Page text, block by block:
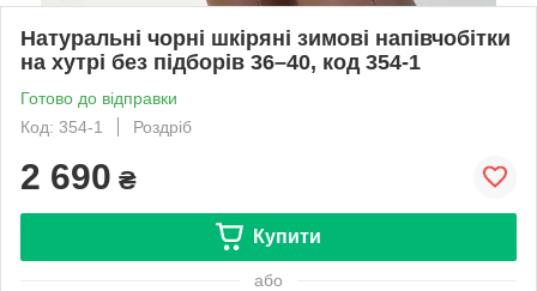
Натуральні чорні шкіряні зимові напівчобітки
на хутрі без підборів 36–40, код 354-1
Готово до відправки
Код: 354-1
Роздріб
2 690 ₴
Купити
або